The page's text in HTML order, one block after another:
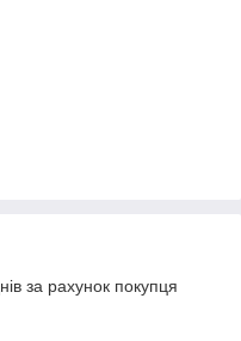
за рахунок покупця